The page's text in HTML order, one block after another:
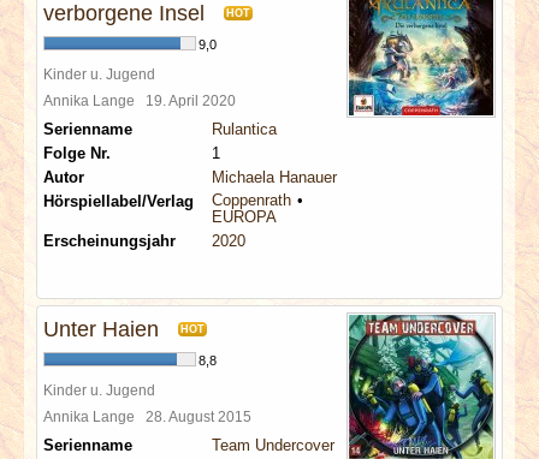
verborgene Insel
HOT
9,0
Kinder u. Jugend
Annika Lange 19. April 2020
Serienname
Rulantica
Folge Nr.
1
Autor
Michaela Hanauer
Hörspiellabel/Verlag
Coppenrath
EUROPA
Erscheinungsjahr
2020
Unter Haien HOT
8,8
Kinder u. Jugend
Annika Lange 28. August 2015
Serienname
Team Undercover